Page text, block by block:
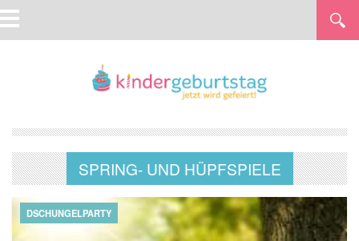
SPRING- UND HÜPFSPIELE
DSCHUNGELPARTY